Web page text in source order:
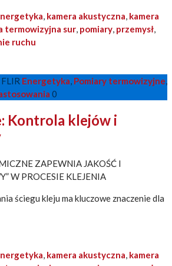
, kamera akustyczna, kamera
termowizyjna sur, pomiary, przemysł,
ruchu
Energetyka, Pomiary termowizyjne,
0
Kontrola klejów i
ZAPEWNIA JAKOŚĆ I
W PROCESIE KLEJENIA
ściegu kleju ma kluczowe znaczenie dla
, kamera akustyczna, kamera